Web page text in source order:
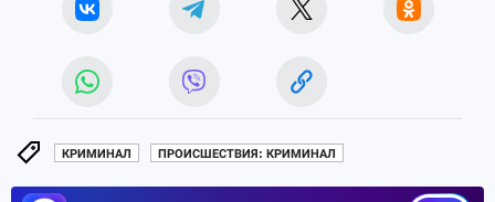
КРИМИНАЛ ПРОИСШЕСТВИЯ: КРИМИНАЛ